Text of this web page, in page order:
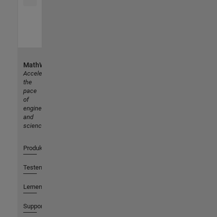
MathWorks
Accelerating
the
pace
of
engineering
and
science
Produkte
Testen oder Kaufen
Lernen
Support